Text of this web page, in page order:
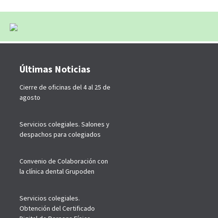
Últimas Noticias
Cierre de oficinas del 4 al 25 de
agosto
Servicios colegiales. Salones y
despachos para colegiados
Convenio de Colaboración con
la clínica dental Grupoden
Servicios colegiales.
Obtención del Certificado